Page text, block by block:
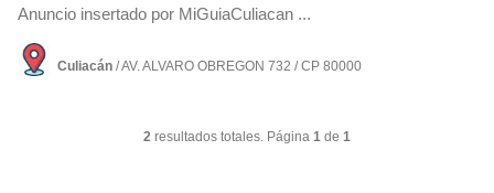
Anuncio insertado por MiGuiaCuliacan ...
Culiacán / AV. ALVARO OBREGON 732 / CP 80000
2 resultados totales. Página 1 de 1